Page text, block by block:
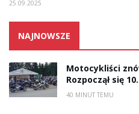
25.09.2025
NAJNOWSZE
Motocykliści
Rozpoczął się
40 MINUT TEMU